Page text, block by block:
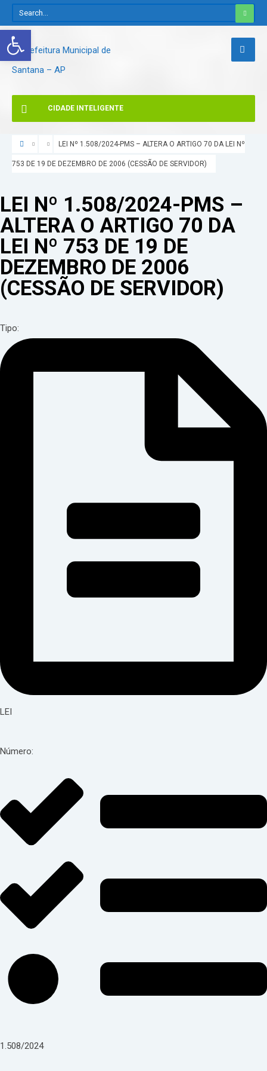
Abrir a barra de ferramentas
CIDADE INTELIGENTE
LEI Nº 1.508/2024-PMS – ALTERA O ARTIGO 70 DA LEI Nº
753 DE 19 DE DEZEMBRO DE 2006 (CESSÃO DE SERVIDOR)
LEI Nº 1.508/2024-PMS –
ALTERA O ARTIGO 70 DA
LEI Nº 753 DE 19 DE
DEZEMBRO DE 2006
(CESSÃO DE SERVIDOR)
Tipo:
LEI
Número:
1.508/2024